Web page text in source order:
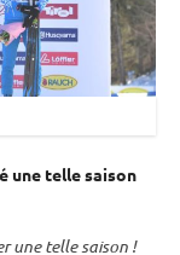
une telle saison
une telle saison !